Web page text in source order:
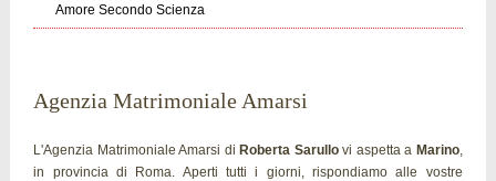
Amore Secondo Scienza
Agenzia Matrimoniale Amarsi
L'Agenzia Matrimoniale Amarsi diRoberta Sarullovi aspetta a Marino,
in provincia di Roma. Aperti tutti i giorni, rispondiamo alle vostre